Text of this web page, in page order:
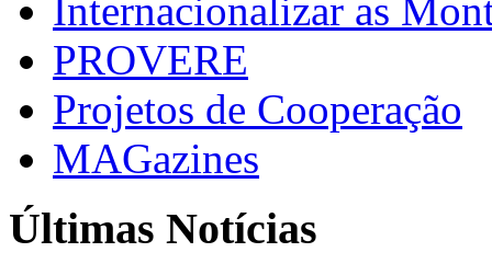
Internacionalizar as
PROVERE
Projetos de Cooperação
MAGazines
Últimas Notícias